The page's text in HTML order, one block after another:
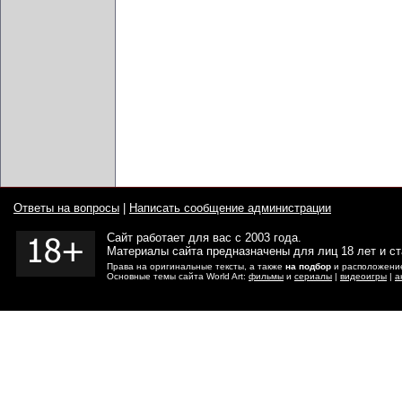
Ответы на вопросы Написать сообщение администрации
Сайт работает для вас с 2003 года.
Материалы сайта предназначены для лиц 18 лет и
Права на оригинальные тексты, а также на подбор и
Основные темы сайта World Art: фильмы и сериалы | видеоигры |